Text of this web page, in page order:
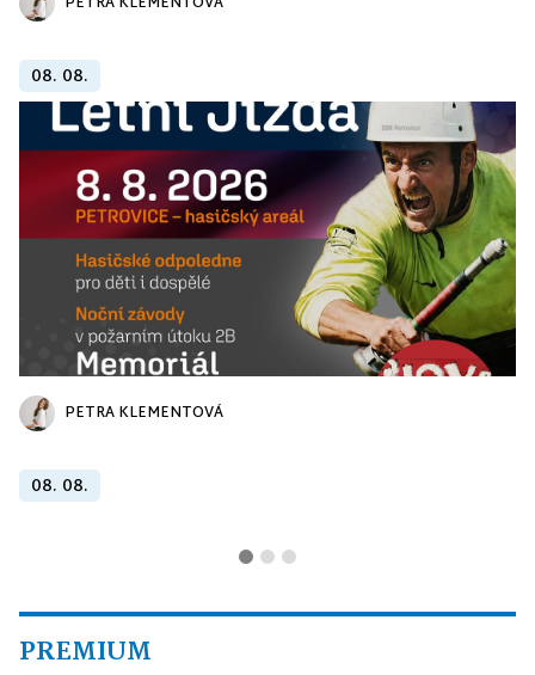
08. 08.
PETRA KLEMENTOVÁ
08. 08.
PREMIUM